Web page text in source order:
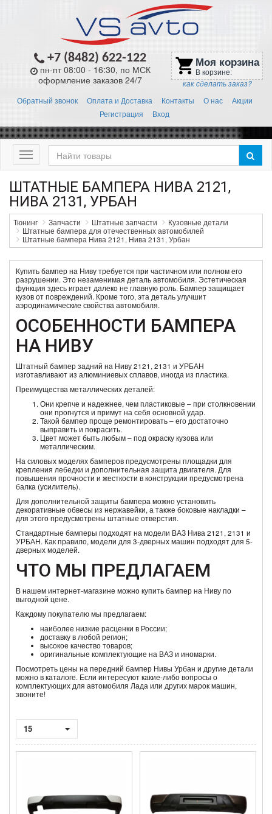
+7 (8482) 622-122
пн-пт 08:00 - 16:30, по МСК
оформление заказов 24/7
shopping_cart Моя корзина
В корзине:
как сделать заказ?
Обратный звонок Оплата и Доставка Контакты О нас
Акции
Регистрация
Вход
Меню
ШТАТНЫЕ БАМПЕРА НИВА 2121,
НИВА 2131, УРБАН
Тюнинг Запчасти Штатные запчасти
Кузовные детали
Штатные бампера для отечественных автомобилей
Штатные бампера Нива 2121, Нива 2131, Урбан
Купить бампер на Ниву требуется при частичном или полном его
разрушении. Это незаменимая деталь автомобиля. Эстетическая
функция здесь играет далеко не главную роль. Бампер защищает
кузов от повреждений. Кроме того, эта деталь улучшит
аэродинамические свойства автомобиля.
ОСОБЕННОСТИ БАМПЕРА
НА НИВУ
Штатный бампер задний на Ниву 2121, 2131 и УРБАН
изготавливают из алюминиевых сплавов, иногда из пластика.
Преимущества металлических деталей:
Они крепче и надежнее, чем пластиковые – при столкновении
они прогнутся и примут на себя основной удар.
Такой бампер проще ремонтировать – его достаточно
выправить и покрасить.
Цвет может быть любым – под окраску кузова или
металлическим.
На силовых моделях бамперов предусмотрены площадки для
крепления лебедки и дополнительная защита двигателя. Для
повышения прочности и жесткости в конструкции предусмотрена
балка (усилитель).
Для дополнительной защиты бампера можно установить
декоративные обвесы из нержавейки, а также боковые накладки –
для этого предусмотрены штатные отверстия.
Стандартные бамперы подходят на модели ВАЗ Нива 2121, 2131 и
УРБАН. Как правило, модели для 3-дверных машин подходят для 5-
дверных моделей.
ЧТО МЫ ПРЕДЛАГАЕМ
В нашем интернет-магазине можно купить бампер на Ниву по
выгодной цене.
Каждому покупателю мы предлагаем:
наиболее низкие расценки в России;
доставку в любой регион;
высокое качество товаров;
оригинальные комплектующие на ВАЗ и иномарки.
Посмотреть цены на передний бампер Нивы Урбан и другие детали
можно в каталоге. Если интересуют какие-либо вопросы о
комплектующих для автомобиля Лада или других марок машин,
звоните!
15